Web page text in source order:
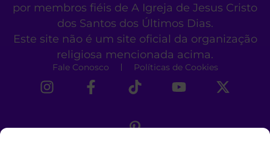
por membros fiéis de A Igreja de Jesus Cristo
dos Santos dos Últimos Dias.
Este site não é um site oficial da organização
religiosa mencionada acima.
Fale Conosco Políticas de Cookies